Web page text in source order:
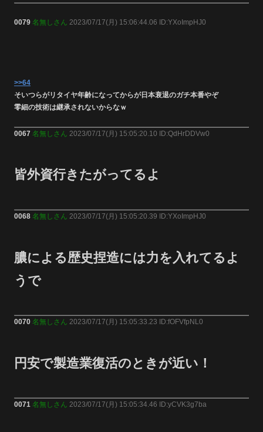
0079 名無しさん 2023/07/17(月) 15:06:44.06 ID:YXoImpHJ0
>>64
そいつらがリタイヤ年齢になってからが日本衰退のガチ本番やぞ
零細の技術は継承されないからなｗ
0067 名無しさん 2023/07/17(月) 15:05:20.10 ID:QdHrDDVw0
皆外資行きたがってるよ
0068 名無しさん 2023/07/17(月) 15:05:20.39 ID:YXoImpHJ0
膿による歴史捏造には力を入れてるよ
うで
0070 名無しさん 2023/07/17(月) 15:05:33.23 ID:fOFVfpNL0
円安で製造業復活のときが近い！
0071 名無しさん 2023/07/17(月) 15:05:34.46 ID:yCVK3g7ba